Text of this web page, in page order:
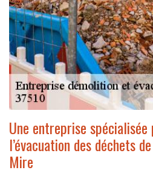
Une entreprise
l’évacuation des déchets
Mire